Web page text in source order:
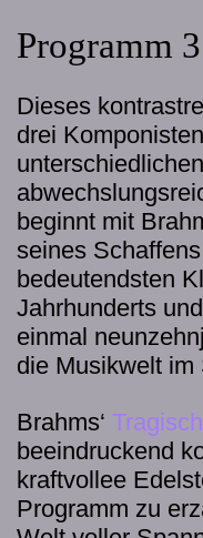
Programm
Dieses
drei
beginnt mit
seines
bedeutendsten
Jahrhunderts
einmal
die Musikwelt im
Brahms‘
beeindruckend
kraftvollee
Programm zu